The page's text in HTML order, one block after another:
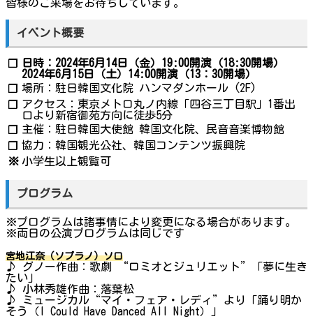
皆様のご来場をお待ちしています。
イベント概要
❐
日時：2024年6月14日（金）19:00開演（18:30開場）
2024年6月15日（土）14:00開演（13：30開場）
❐ 場所：駐日韓国文化院 ハンマダンホール (2F)
❐ アクセス：東京メトロ丸ノ内線「四谷三丁目駅」1番出
口より新宿御苑方向に徒歩5分
❐ 主催：駐日韓国大使館 韓国文化院、民音音楽博物館
❐ 協力：韓国観光公社、韓国コンテンツ振興院
※ 小学生以上観覧可
プログラム
※プログラムは諸事情により変更になる場合があります。
※両日の公演プログラムは同じです
宮地江奈（ソプラノ）ソロ
♪ グノー作曲：歌劇 “ロミオとジュリエット”「夢に生き
たい」
♪ 小林秀雄作曲：落葉松
♪ ミュージカル“マイ・フェア・レディ”より「踊り明か
そう（I Could Have Danced All Night）」